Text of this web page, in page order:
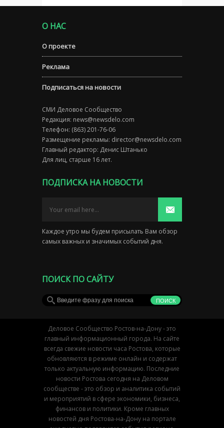
О НАС
О проекте
Реклама
Подписаться на новости
СМИ Деловое Сообщество
Редакция: news@newsdelo.com
Телефон: (863) 201-76-06
Размещение рекламы: director@newsdelo.com
Главный редактор: Денис Штанько
Для лиц, старше 16 лет.
ПОДПИСКА НА НОВОСТИ
Каждое утро мы будем присылать Вам обзор
самых важных и значимых событий дня.
ПОИСК ПО САЙТУ
Деловое Сообщество Ростов-на-Дону - это
главный информационный города. На сайте
всегда свежие новости часа Ростова, которые
обновляются в режиме онлайн и содержат
только актуальную информацию. Последние
новости Ростова сегодня на Деловом
сообществе - это обзор и аналитика событий
и мероприятий в сфере экономики, бизнеса,
финансов и политики. Кроме главных
новостей дня Ростова-на-Дону на портале